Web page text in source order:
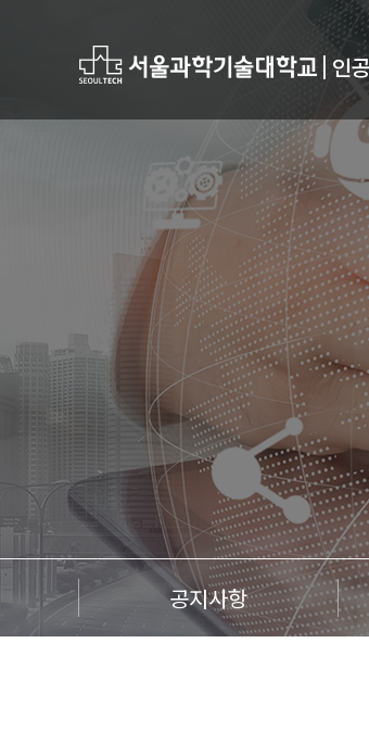
| 인
공지사항